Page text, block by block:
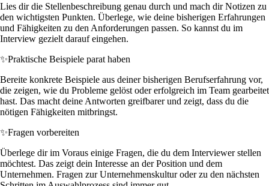
Lies dir die Stellenbeschreibung genau durch und mach dir Notizen zu
den wichtigsten Punkten. Überlege, wie deine bisherigen Erfahrungen
und Fähigkeiten zu den Anforderungen passen. So kannst du im
Interview gezielt darauf eingehen.
✨Praktische Beispiele parat haben
Bereite konkrete Beispiele aus deiner bisherigen Berufserfahrung vor,
die zeigen, wie du Probleme gelöst oder erfolgreich im Team gearbeitet
hast. Das macht deine Antworten greifbarer und zeigt, dass du die
nötigen Fähigkeiten mitbringst.
✨Fragen vorbereiten
Überlege dir im Voraus einige Fragen, die du dem Interviewer stellen
möchtest. Das zeigt dein Interesse an der Position und dem
Unternehmen. Fragen zur Unternehmenskultur oder zu den nächsten